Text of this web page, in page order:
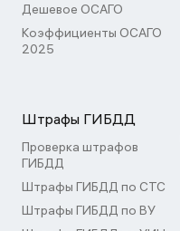
Дешевое ОСАГО
Коэффициенты ОСАГО
2025
Штрафы ГИБДД
Проверка штрафов
ГИБДД
Штрафы ГИБДД по СТС
Штрафы ГИБДД по ВУ